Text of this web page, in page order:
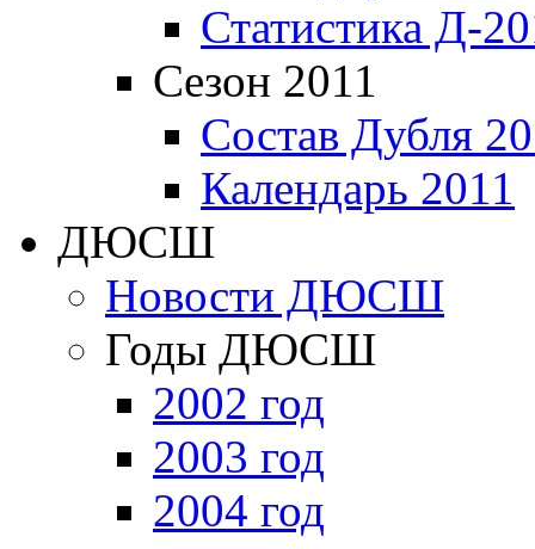
Статистика Д-
Сезон 2011
Состав Дубля
Календарь 2011
ДЮСШ
Новости ДЮСШ
Годы ДЮСШ
2002 год
2003 год
2004 год